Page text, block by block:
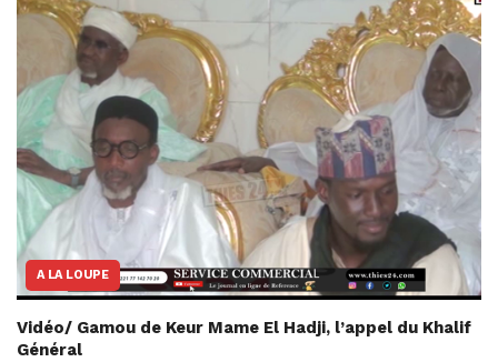
A LA LOUPE
Vidéo/ Gamou de Keur Mame El Hadji, l’appel du Khalif
Général